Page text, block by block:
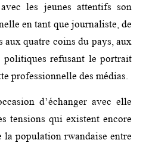
les jeunes attentifs son
en tant que journaliste, de
aux quatre coins du pays, aux
politiques refusant le portrait
professionnelle des médias.
d’échanger avec elle
tensions qui existent encore
la population rwandaise entre